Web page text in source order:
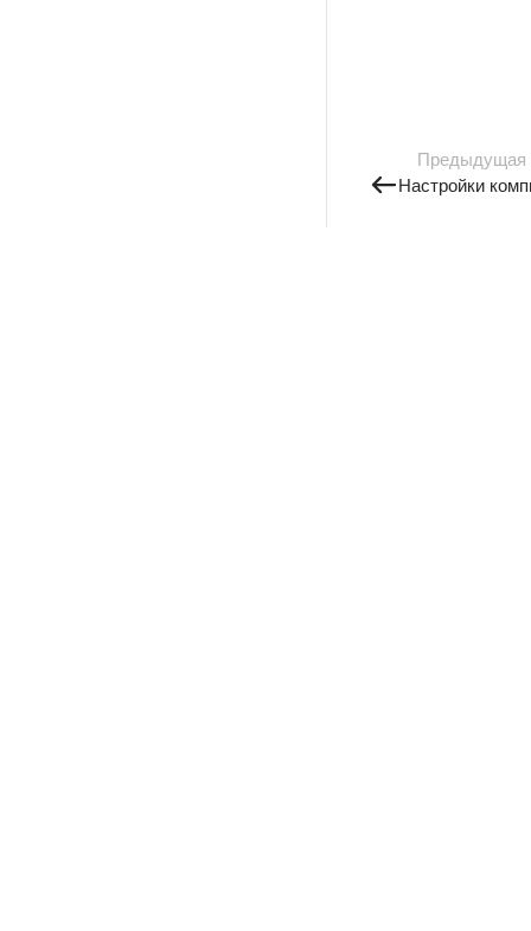
Предыдущая
Настройки